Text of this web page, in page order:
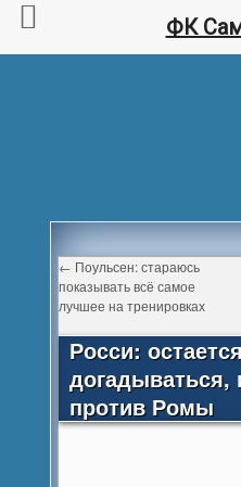
← Поульсен: стараюсь
показывать всё самое
лучшее на тренировках
Росси:
догадываться,
против Ромы
ФК